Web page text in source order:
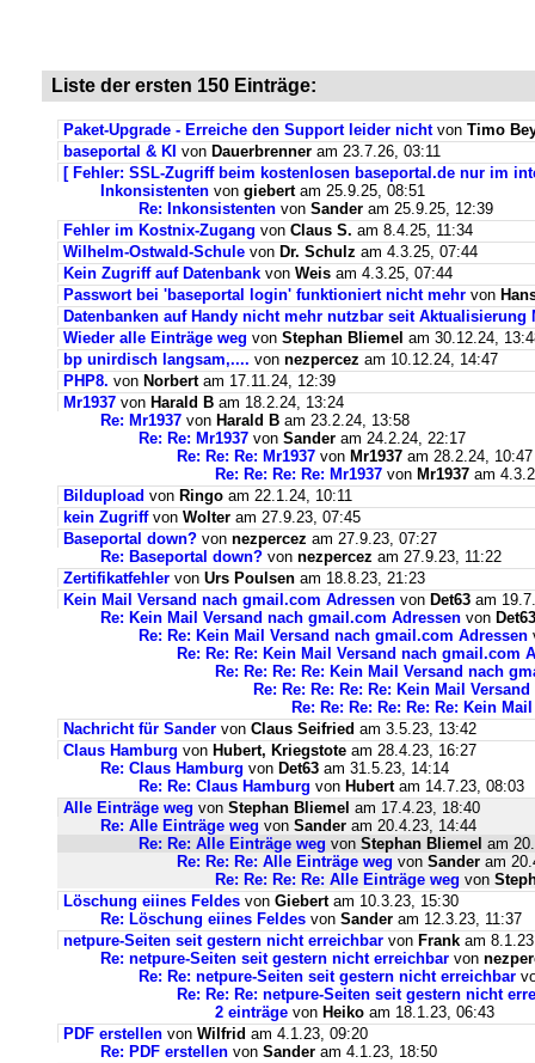
Liste der ersten 150 Einträge:
Paket-Upgrade - Erreiche den Support leider nichtvon Timo
baseportal & KI von Dauerbrenner am 23.7.26, 03:11
[ Fehler: SSL-Zugriff beim kostenlosen baseportal.de nur im
Inkonsistenten von giebertam 25.9.25, 08:51
Re: Inkonsistenten von Sander am 25.9.25, 12:39
Fehler im Kostnix-Zugang von Claus S. am 8.4.25, 11:34
Wilhelm-Ostwald-Schule von Dr. Schulz am 4.3.25, 07:44
Kein Zugriff auf Datenbank von Weis am 4.3.25, 07:44
Passwort bei 'baseportal login' funktioniert nicht mehr von
Datenbanken auf Handy nicht mehr nutzbar seit Aktualisierung
Wieder alle Einträge weg von Stephan Bliemel am 30.12.24,
bp unirdisch langsam,.... von nezpercez am 10.12.24, 14:47
PHP8. von Norbertam 17.11.24, 12:39
Mr1937 von Harald B am 18.2.24, 13:24
Re: Mr1937 von Harald B am 23.2.24, 13:58
Re: Re: Mr1937 von Sander am 24.2.24, 22:17
Re: Re: Re: Mr1937 von Mr1937 am 28.2.24, 10:47
Re: Re: Re: Re: Mr1937 von Mr1937 am
Bildupload von Ringo am 22.1.24, 10:11
kein Zugriffvon Wolter am 27.9.23, 07:45
Baseportal down? von nezpercez am 27.9.23, 07:27
Re: Baseportal down? von nezpercez am 27.9.23, 11:22
Zertifikatfehler von Urs Poulsen am 18.8.23, 21:23
Kein Mail Versand nach gmail.com Adressen von Det63 am
Re: Kein Mail Versand nach gmail.com Adressen von Det63
Re: Re: Kein Mail Versand nach gmail.com Adressen
Re: Re: Re: Kein Mail Versand nach gmail.com
Re: Re: Re: Re: Kein Mail Versand nach
Re: Re: Re: Re: Re: Kein Mail
Re: Re: Re: Re: Re: Re: Kein
Nachricht für Sander von Claus Seifried am 3.5.23, 13:42
Claus Hamburg von Hubert, Kriegstote am 28.4.23, 16:27
Re: Claus Hamburg von Det63 am 31.5.23, 14:14
Re: Re: Claus Hamburg von Hubertam 14.7.23, 08:03
Alle Einträge weg von Stephan Bliemel am 17.4.23, 18:40
Re: Alle Einträge weg von Sander am 20.4.23, 14:44
Re: Re: Alle Einträge weg von Stephan Bliemel am
Re: Re: Re: Alle Einträge weg von Sander am
Re: Re: Re: Re: Alle Einträge weg von
Löschung eiines Feldes von Giebertam 10.3.23, 15:30
Re: Löschung eiines Feldes von Sander am 12.3.23, 11:37
netpure-Seiten seit gestern nicht erreichbar von Frank am
Re: netpure-Seiten seit gestern nicht erreichbar von
Re: Re: netpure-Seiten seit gestern nicht erreichbar
Re: Re: Re: netpure-Seiten seit gestern nicht
2 einträge von Heiko am 18.1.23, 06:43
PDF erstellen von Wilfrid am 4.1.23, 09:20
Re: PDF erstellen von Sander am 4.1.23, 18:50